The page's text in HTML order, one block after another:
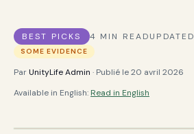
BEST PICKS 4 MIN READUPDATED
SOME EVIDENCE
ParUnityLife Admin · Publié le20 avril 2026
Available in English: Read in English